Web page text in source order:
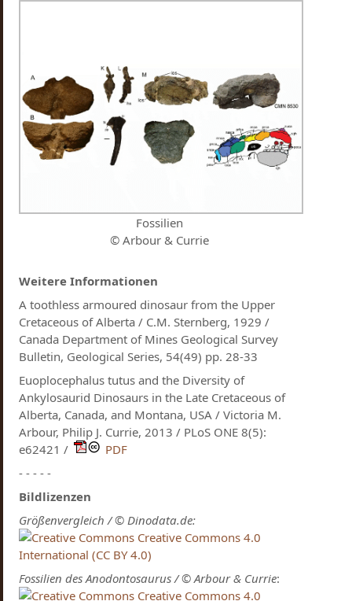
Fossilien
© Arbour & Currie
Weitere Informationen
A toothless armoured dinosaur from the Upper
Cretaceous of Alberta / C.M. Sternberg, 1929 /
Canada Department of Mines Geological Survey
Bulletin, Geological Series, 54(49) pp. 28-33
Euoplocephalus tutus and the Diversity of
Ankylosaurid Dinosaurs in the Late Cretaceous of
Alberta, Canada, and Montana, USA / Victoria M.
Arbour, Philip J. Currie, 2013 / PLoS ONE 8(5):
e62421 /
PDF
- - - - -
Bildlizenzen
Größenvergleich / © Dinodata.de:
Creative Commons 4.0
International (CC BY 4.0)
Fossilien des Anodontosaurus / © Arbour & Currie:
Creative Commons 4.0